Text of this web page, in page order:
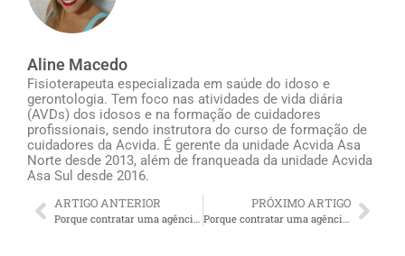
Aline Macedo
Fisioterapeuta especializada em saúde do idoso e
gerontologia. Tem foco nas atividades de vida diária
(AVDs) dos idosos e na formação de cuidadores
profissionais, sendo instrutora do curso de formação de
cuidadores da Acvida. É gerente da unidade Acvida Asa
Norte desde 2013, além de franqueada da unidade Acvida
Asa Sul desde 2016.
ARTIGO ANTERIOR
Porque contratar uma agência de cuidador de idoso no Meier RJ oferece alívio para os familiares do idoso
PRÓXIMO ARTIGO
Porque contratar uma agência de cuidador de idosos em Copacabana oferece alívio para os familiares do idoso